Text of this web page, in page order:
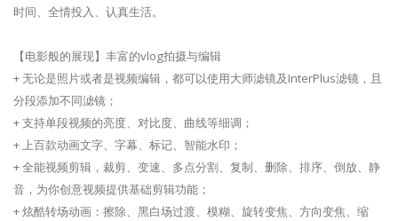
时间、全情投入、认真生活。
【电影般的展现】丰富的vlog拍摄与编辑
+ 无论是照片或者是视频编辑，都可以使用大师滤镜及InterPlus滤镜，且
分段添加不同滤镜；
+ 支持单段视频的亮度、对比度、曲线等细调；
+ 上百款动画文字、字幕、标记、智能水印；
+ 全能视频剪辑，裁剪、变速、多点分割、复制、删除、排序、倒放、静
音，为你创意视频提供基础剪辑功能；
+ 炫酷转场动画：擦除、黑白场过渡、模糊、旋转变焦、方向变焦、缩